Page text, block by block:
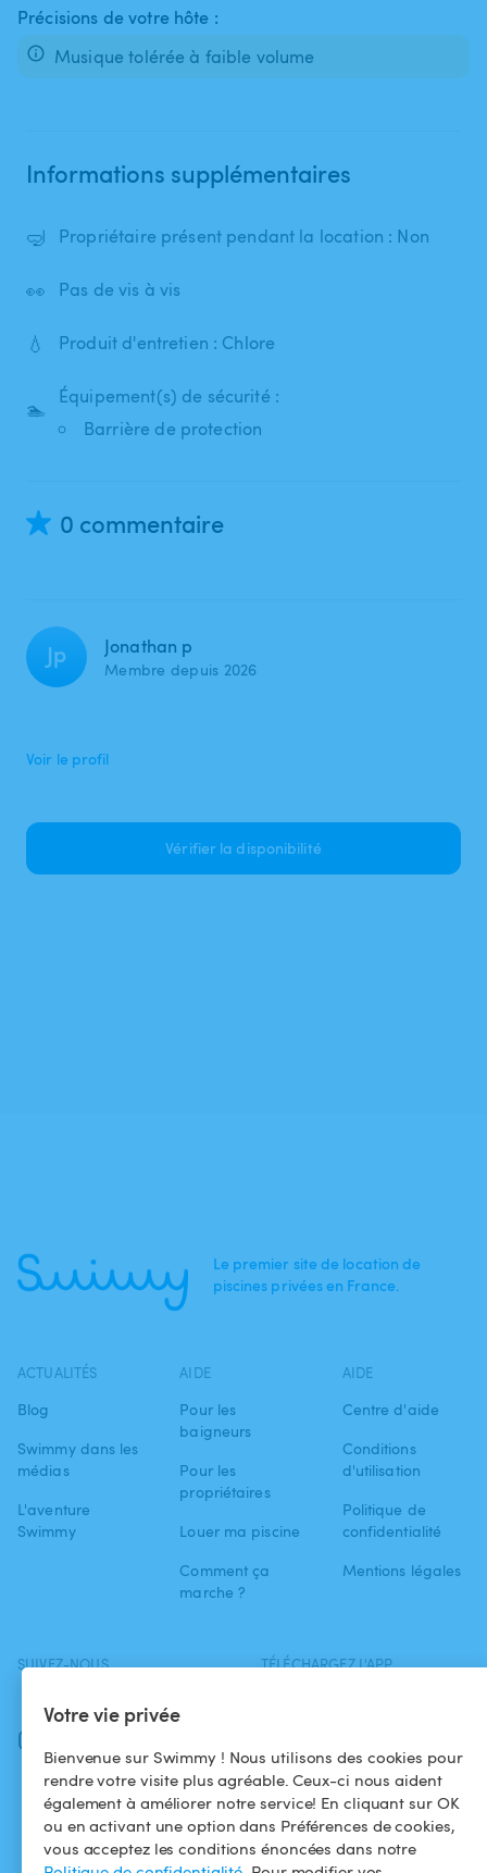
Votre vie privée
Bienvenue sur Swimmy ! Nous utilisons des cookies pour
rendre votre visite plus agréable. Ceux-ci nous aident
également à améliorer notre service! En cliquant sur OK
ou en activant une option dans Préférences de cookies,
vous acceptez les conditions énoncées dans notre
Précisions de votre hôte :
Musique tolérée à faible volume
Informations supplémentaires
🤿 Propriétaire présent pendant la location : Non
👀 Pas de vis à vis
💧 Produit d'entretien : Chlore
🏊
Équipement(s) de sécurité :
Barrière de protection
0 commentaire
Jp Jonathan p
Membre depuis 2026
Voir le profil
Vérifier la disponibilité
Le premier site de location de
piscines privées en France.
ACTUALITÉS
Blog
Swimmy dans les
médias
L'aventure
Swimmy
AIDE
Pour les
baigneurs
Pour les
propriétaires
Louer ma piscine
Comment ça
marche ?
AIDE
Centre d'aide
Conditions
d'utilisation
Politique de
confidentialité
Mentions légales
SUIVEZ-NOUS TÉLÉCHARGEZ L'APP